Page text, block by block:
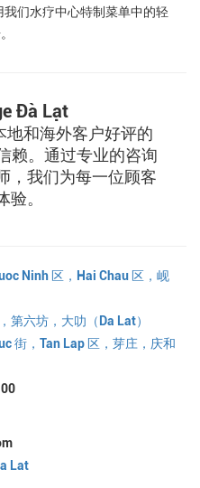
我们水疗中心特制菜单中的轻
Đà Lạt
地和海外客户好评的
赖。通过专业的咨询
，我们为每一位顾客
。
Ninh 区，Hai Chau 区，岘
第六坊，大叻（Da Lat）
街，Tan Lap 区，芽庄，庆和
Lat